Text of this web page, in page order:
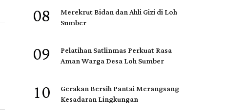
08 Merekrut Bidan dan Ahli Gizi di Loh
Sumber
09 Pelatihan Satlinmas Perkuat Rasa
Aman Warga Desa Loh Sumber
10 Gerakan Bersih Pantai Merangsang
Kesadaran Lingkungan